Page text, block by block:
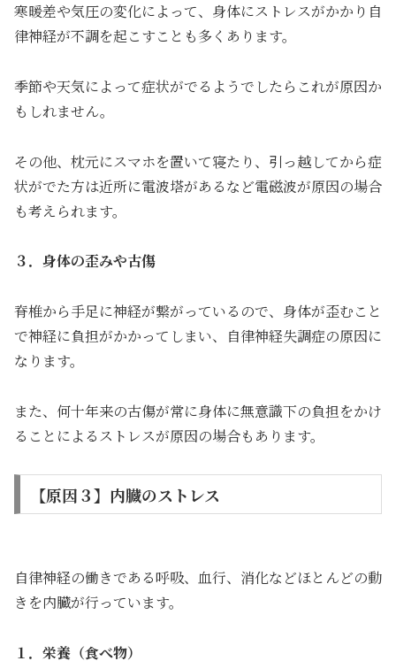
寒暖差や気圧の変化によって、身体にストレスがかかり自
律神経が不調を起こすことも多くあります。
季節や天気によって症状がでるようでしたらこれが原因か
もしれません。
その他、枕元にスマホを置いて寝たり、引っ越してから症
状がでた方は近所に電波塔があるなど電磁波が原因の場合
も考えられます。
３．身体の歪みや古傷
脊椎から手足に神経が繋がっているので、身体が歪むこと
で神経に負担がかかってしまい、自律神経失調症の原因に
なります。
また、何十年来の古傷が常に身体に無意識下の負担をかけ
ることによるストレスが原因の場合もあります。
【原因３】内臓のストレス
自律神経の働きである呼吸、血行、消化などほとんどの動
きを内臓が行っています。
１．栄養（食べ物）